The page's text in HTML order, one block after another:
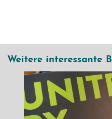
Weitere interessante